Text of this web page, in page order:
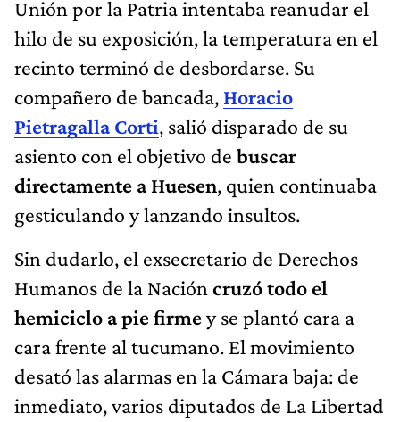
Unión por la Patria intentaba reanudar el
hilo de su exposición, la temperatura en el
recinto terminó de desbordarse. Su
compañero de bancada, Horacio
Pietragalla Corti, salió disparado de su
asiento con el objetivo de buscar
directamente a Huesen, quien continuaba
gesticulando y lanzando insultos.
Sin dudarlo, el exsecretario de Derechos
Humanos de la Nación cruzó todo el
hemiciclo a pie firmey se plantó cara a
cara frente al tucumano. El movimiento
desató las alarmas en la Cámara baja: de
inmediato, varios diputados de La Libertad